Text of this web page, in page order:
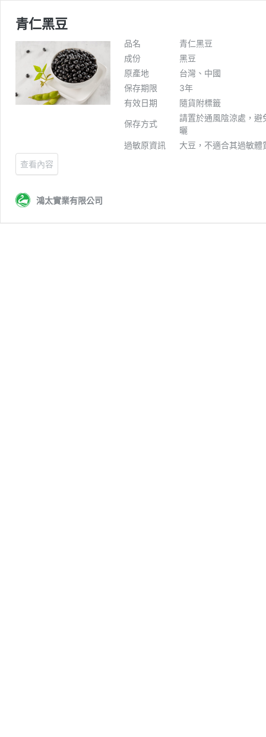
青仁黑豆
品名
青仁黑豆
成份
黑豆
原產地
台灣、中國
保存期限
3年
有效日期
隨貨附標籤
保存方式
請置於通風陰涼處，避
曬
過敏原資訊
大豆，不適合其過敏體
查看內容
鴻太實業有限公司